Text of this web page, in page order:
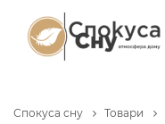
Спокуса сну Товари